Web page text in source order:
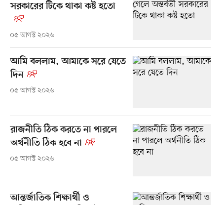
সরকারের টিকে থাকা কষ্ট হতো
০৫ আগস্ট ২০২৬
আমি বললাম, আমাকে সরে যেতে
দিন
০৫ আগস্ট ২০২৬
রাজনীতি ঠিক করতে না পারলে
অর্থনীতি ঠিক হবে না
০৫ আগস্ট ২০২৬
আন্তর্জাতিক শিক্ষার্থী ও